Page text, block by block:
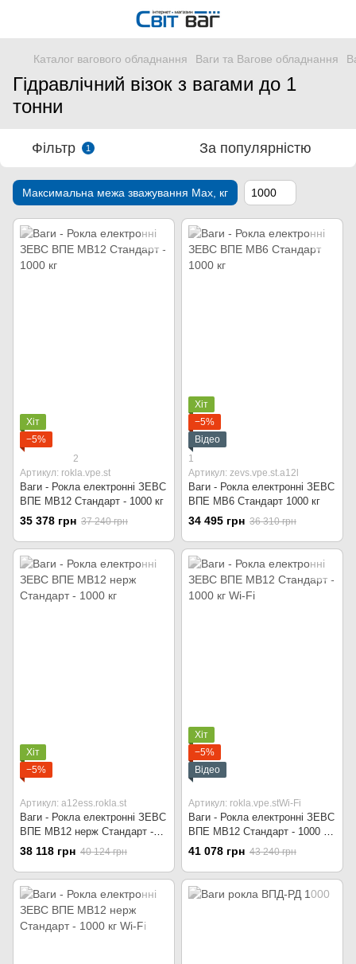
Каталог вагового обладнання Ваги та Вагове обладнання
Гідравлічний візок з вагами до 1
тонни
Фільтр 1 За популярністю
Максимальна межа зважування Мах, кг 1000
Хіт
−5%
2
Артикул: rokla.vpe.st
Ваги - Рокла електронні ЗЕВС
ВПЕ МВ12 Стандарт - 1000 кг
35 378 грн 37 240 грн
Хіт
−5%
Відео
1
Артикул: zevs.vpe.st.a12l
Ваги - Рокла електронні ЗЕВС
ВПЕ МВ6 Стандарт 1000 кг
34 495 грн 36 310 грн
Хіт
−5%
Артикул: a12ess.rokla.st
Ваги - Рокла електронні ЗЕВС
ВПЕ МВ12 нерж Стандарт -
1000 кг
38 118 грн 40 124 грн
Хіт
−5%
Відео
Артикул: rokla.vpe.stWi-Fi
Ваги - Рокла електронні ЗЕВС
ВПЕ МВ12 Стандарт - 1000 кг
Wi-Fi
41 078 грн 43 240 грн